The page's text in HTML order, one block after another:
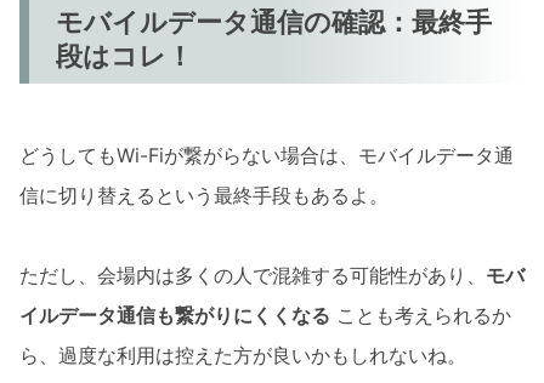
モバイルデータ通信の確認：最終手
段はコレ！
どうしてもWi-Fiが繋がらない場合は、モバイルデータ通
信に切り替えるという最終手段もあるよ。
ただし、会場内は多くの人で混雑する可能性があり、 モバ
イルデータ通信も繋がりにくくなる ことも考えられるか
ら、過度な利用は控えた方が良いかもしれないね。